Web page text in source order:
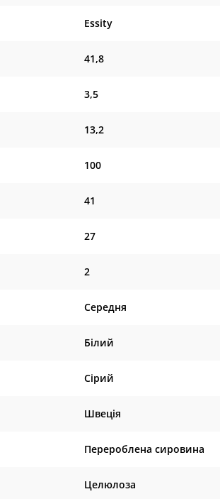
Essity
41,8
3,5
13,2
100
41
27
2
Середня
Білий
Сірий
Швеція
Перероблена сировина
Целюлоза